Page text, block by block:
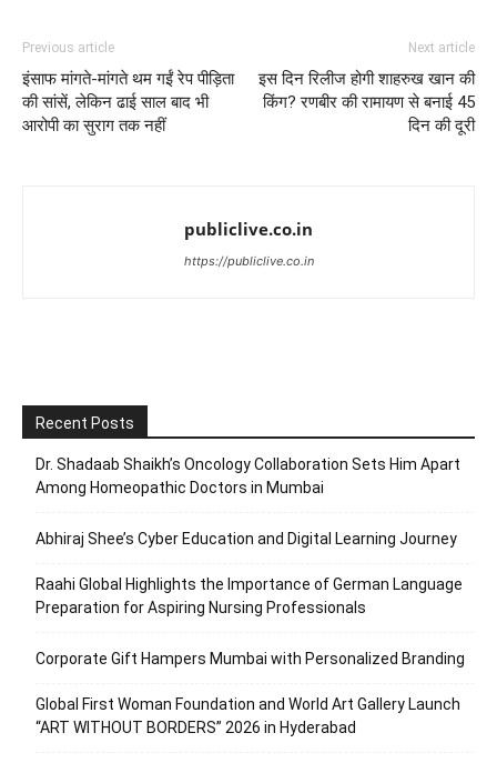
Previous article
इंसाफ मांगते-मांगते थम गईं रेप पीड़िता
की सांसें, लेकिन ढाई साल बाद भी
आरोपी का सुराग तक नहीं
Next article
इस दिन रिलीज होगी शाहरुख खान की
किंग? रणबीर की रामायण से बनाई 45
दिन की दूरी
publiclive.co.in
https://publiclive.co.in
Recent Posts
Dr. Shadaab Shaikh’s Oncology Collaboration Sets Him Apart
Among Homeopathic Doctors in Mumbai
Abhiraj Shee’s Cyber Education and Digital Learning Journey
Raahi Global Highlights the Importance of German Language
Preparation for Aspiring Nursing Professionals
Corporate Gift Hampers Mumbai with Personalized Branding
Global First Woman Foundation and World Art Gallery Launch
“ART WITHOUT BORDERS” 2026 in Hyderabad